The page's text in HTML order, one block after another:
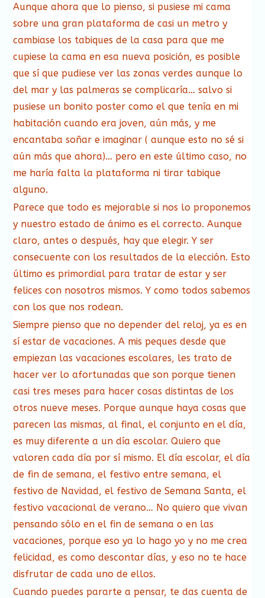
Aunque ahora que lo pienso, si pusiese mi cama
sobre una gran plataforma de casi un metro y
cambiase los tabiques de la casa para que me
cupiese la cama en esa nueva posición, es posible
que sí que pudiese ver las zonas verdes aunque lo
del mar y las palmeras se complicaría… salvo si
pusiese un bonito poster como el que tenía en mi
habitación cuando era joven, aún más, y me
encantaba soñar e imaginar ( aunque esto no sé si
aún más que ahora)… pero en este último caso, no
me haría falta la plataforma ni tirar tabique
alguno.
Parece que todo es mejorable si nos lo proponemos
y nuestro estado de ánimo es el correcto. Aunque
claro, antes o después, hay que elegir. Y ser
consecuente con los resultados de la elección. Esto
último es primordial para tratar de estar y ser
felices con nosotros mismos. Y como todos sabemos
con los que nos rodean.
Siempre pienso que no depender del reloj, ya es en
sí estar de vacaciones. A mis peques desde que
empiezan las vacaciones escolares, les trato de
hacer ver lo afortunadas que son porque tienen
casi tres meses para hacer cosas distintas de los
otros nueve meses. Porque aunque haya cosas que
parecen las mismas, al final, el conjunto en el día,
es muy diferente a un día escolar. Quiero que
valoren cada día por sí mismo. El día escolar, el día
de fin de semana, el festivo entre semana, el
festivo de Navidad, el festivo de Semana Santa, el
festivo vacacional de verano… No quiero que vivan
pensando sólo en el fin de semana o en las
vacaciones, porque eso ya lo hago yo y no me crea
felicidad, es como descontar días, y eso no te hace
disfrutar de cada uno de ellos.
Cuando puedes pararte a pensar, te das cuenta de